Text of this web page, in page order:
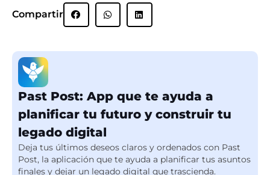
Compartir
Past Post: App que te ayuda a
planificar tu futuro y construir tu
legado digital
Deja tus últimos deseos claros y ordenados con Past
Post, la aplicación que te ayuda a planificar tus asuntos
finales y dejar un legado digital que trascienda.